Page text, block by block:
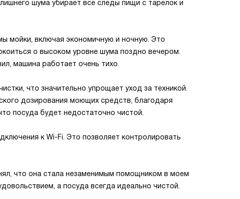
шума убирает все следы пищи с тарелок и
мойки, включая экономичную и ночную. Это
о высоком уровне шума поздно вечером.
машина работает очень тихо.
что значительно упрощает уход за техникой.
дозирования моющих средств, благодаря
посуда будет недостаточно чистой.
к Wi-Fi. Это позволяет контролировать
что она стала незаменимым помощником в моем
а посуда всегда идеально чистой.